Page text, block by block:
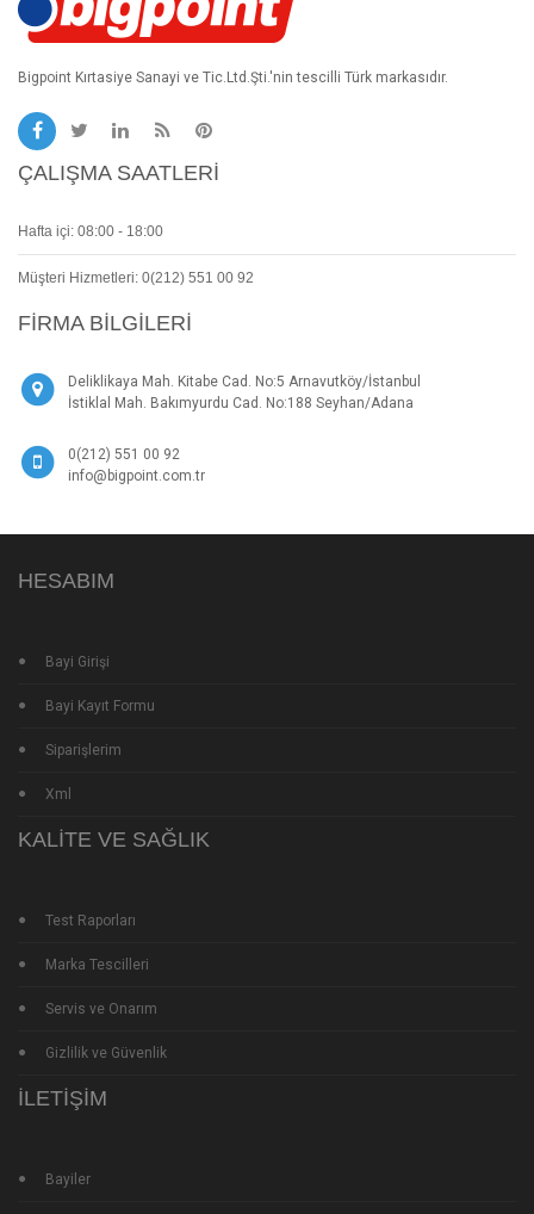
Bigpoint Kırtasiye Sanayi ve Tic.Ltd.Şti.'nin tescilli Türk markasıdır.
ÇALIŞMA SAATLERI
Hafta içi: 08:00 - 18:00
Müşteri Hizmetleri: 0(212) 551 00 92
FIRMA BILGILERI
Deliklikaya Mah. Kitabe Cad. No:5 Arnavutköy/İstanbul
İstiklal Mah. Bakımyurdu Cad. No:188 Seyhan/Adana
0(212) 551 00 92
info@bigpoint.com.tr
HESABIM
Bayi Girişi
Bayi Kayıt Formu
Siparişlerim
Xml
KALITE VE SAĞLIK
Test Raporları
Marka Tescilleri
Servis ve Onarım
Gizlilik ve Güvenlik
İLETIŞIM
Bayiler